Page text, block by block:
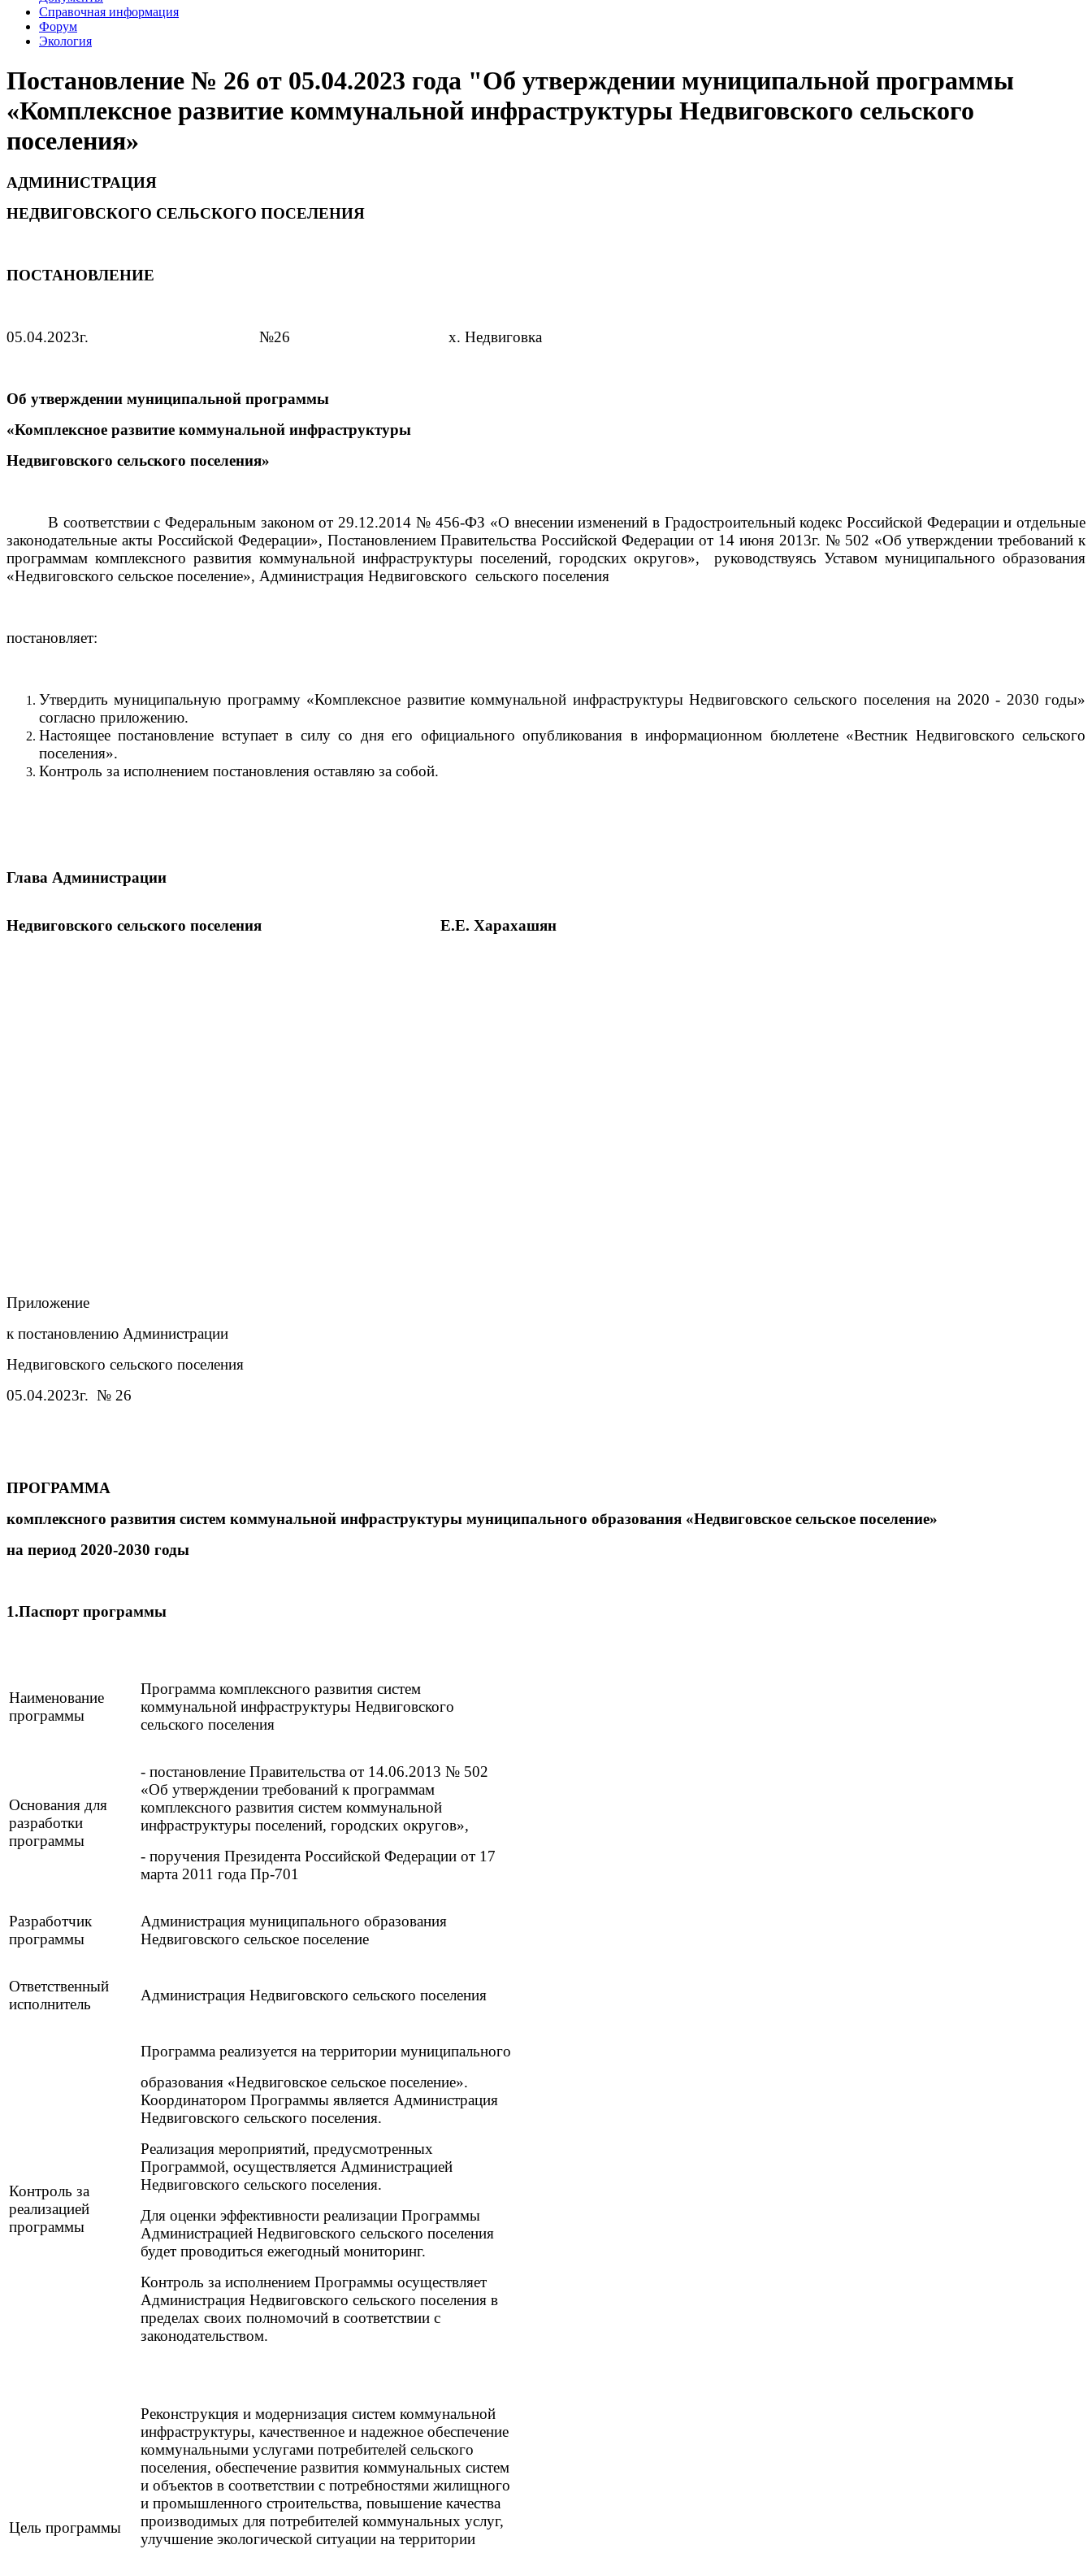
Справочная информация
Форум
Экология
Постановление № 26 от 05.04.2023 года "Об утверждении муниципальной программы
«Комплексное развитие коммунальной инфраструктуры Недвиговского сельского
поселения»
АДМИНИСТРАЦИЯ
НЕДВИГОВСКОГО СЕЛЬСКОГО ПОСЕЛЕНИЯ
ПОСТАНОВЛЕНИЕ
05.04.2023г. №26 х. Недвиговка
Об утверждении муниципальной программы
«Комплексное развитие коммунальной инфраструктуры
Недвиговского сельского поселения»
В соответствии с Федеральным законом от 29.12.2014 № 456-ФЗ «О внесении изменений в Градостроительный кодекс Российской Федерации и отдельные
законодательные акты Российской Федерации», Постановлением Правительства Российской Федерации от 14 июня 2013г. № 502 «Об утверждении требований к
программам комплексного развития коммунальной инфраструктуры поселений, городских округов», руководствуясь Уставом муниципального образования
«Недвиговского сельское поселение», Администрация Недвиговского сельского поселения
постановляет:
Утвердить муниципальную программу «Комплексное развитие коммунальной инфраструктуры Недвиговского сельского поселения на 2020 - 2030 годы»
согласно приложению.
Настоящее постановление вступает в силу со дня его официального опубликования в информационном бюллетене «Вестник Недвиговского сельского
поселения».
Контроль за исполнением постановления оставляю за собой.
Глава Администрации
Недвиговского сельского поселения Е.Е. Харахашян
Приложение
к постановлению Администрации
Недвиговского сельского поселения
05.04.2023г. № 26
ПРОГРАММА
комплексного развития систем коммунальной инфраструктуры муниципального образования «Недвиговское сельское поселение»
на период 2020-2030 годы
1.Паспорт программы
Наименование
программы
Программа комплексного развития систем
коммунальной инфраструктуры Недвиговского
сельского поселения
Основания для
разработки
программы
- постановление Правительства от 14.06.2013 № 502
«Об утверждении требований к программам
комплексного развития систем коммунальной
инфраструктуры поселений, городских округов»,
- поручения Президента Российской Федерации от 17
марта 2011 года Пр-701
Разработчик
программы
Администрация муниципального образования
Недвиговского сельское поселение
Ответственный
исполнитель
Администрация Недвиговского сельского поселения
Контроль за
реализацией
программы
Программа реализуется на территории муниципального
образования «Недвиговское сельское поселение».
Координатором Программы является Администрация
Недвиговского сельского поселения.
Реализация мероприятий, предусмотренных
Программой, осуществляется Администрацией
Недвиговского сельского поселения.
Для оценки эффективности реализации Программы
Администрацией Недвиговского сельского поселения
будет проводиться ежегодный мониторинг.
Контроль за исполнением Программы осуществляет
Администрация Недвиговского сельского поселения в
пределах своих полномочий в соответствии с
законодательством.
Цель программы
Реконструкция и модернизация систем коммунальной
инфраструктуры, качественное и надежное обеспечение
коммунальными услугами потребителей сельского
поселения, обеспечение развития коммунальных систем
и объектов в соответствии с потребностями жилищного
и промышленного строительства, повышение качества
производимых для потребителей коммунальных услуг,
улучшение экологической ситуации на территории